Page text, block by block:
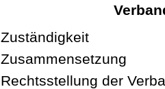
Zuständigkeit
Zusammensetzung
Rechtsstellung der